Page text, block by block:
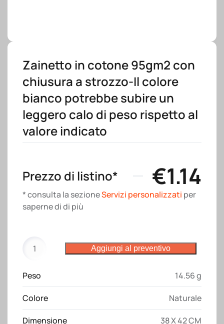
Zainetto in cotone 95gm2 con
chiusura a strozzo-Il colore
bianco potrebbe subire un
leggero calo di peso rispetto al
valore indicato
Prezzo di listino* €1.14
* consulta la sezioneServizi personalizzati per
saperne di di più
95gm2
con
chiusura
Aggiungi al preventivo
Peso 14.56 g
Colore Naturale
Dimensione 38 X 42 CM